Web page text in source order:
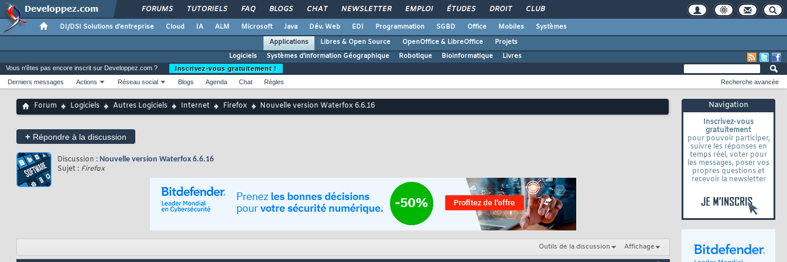
FORUMS TUTORIELS FAQ BLOGS CHAT NEWSLETTER EMPLOI ÉTUDES DROIT CLUB
DI/DSI Solutions d'entreprise Cloud IA ALM Microsoft Java Dév. Web EDI Programmation SGBD Office Mobiles
Systèmes
Applications
Libres & Open Source OpenOffice & LibreOffice
Projets
Logiciels
Systèmes d'information Géographique Robotique Bioinformatique Livres
Navigation
Inscrivez-vous
gratuitement
pour pouvoir participer,
suivre les réponses en
temps réel, voter pour
les messages, poser vos
propres questions et
recevoir la newsletter
Vous n'êtes pas encore inscrit sur Developpez.com ?
Inscrivez-vous gratuitement !
Derniers messages
Actions Réseau social Blogs Agenda Chat Règles Recherche avancée
Forum Logiciels Autres Logiciels Internet Firefox Nouvelle version Waterfox 6.6.16
+ Répondre à la discussion
Discussion : Nouvelle version Waterfox 6.6.16
Sujet : Firefox
Outils de la discussion Affichage